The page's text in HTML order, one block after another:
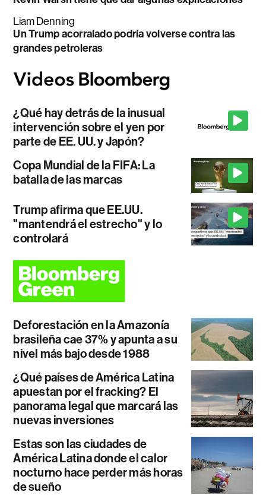
Liam Denning
Un Trump acorralado podría volverse contra las
grandes petroleras
¿Qué hay detrás de la inusual
intervención sobre el yen por
parte de EE. UU. y Japón?
Copa Mundial de la FIFA: La
batalla de las marcas
Trump afirma que EE.UU.
"mantendrá el estrecho" y lo
controlará
Deforestación en la Amazonía
brasileña cae 37% y apunta a su
nivel más bajo desde 1988
¿Qué países de América Latina
apuestan por el fracking? El
panorama legal que marcará las
nuevas inversiones
Estas son las ciudades de
América Latina donde el calor
nocturno hace perder más horas
de sueño